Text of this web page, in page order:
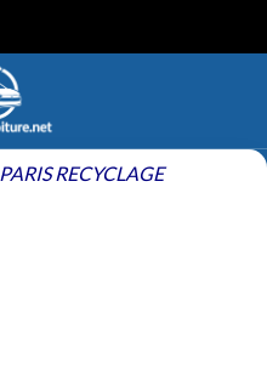
PARIS RECYCLAGE